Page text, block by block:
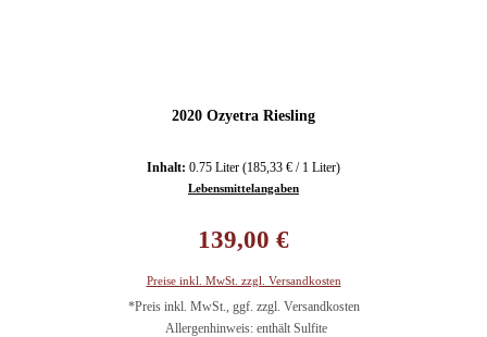
2020 Ozyetra Riesling
Inhalt: 0.75 Liter (185,33 € / 1 Liter)
Lebensmittelangaben
139,00 €
Preise inkl. MwSt. zzgl. Versandkosten
*Preis inkl. MwSt., ggf. zzgl. Versandkosten
Allergenhinweis: enthält Sulfite